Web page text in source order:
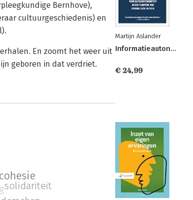
Bernhove),
cultuurgeschiedenis) en
En zoomt het weer uit
geboren in dat verdriet.
solidariteit
Martijn Aslander
Informatieautonomie
€ 24,99